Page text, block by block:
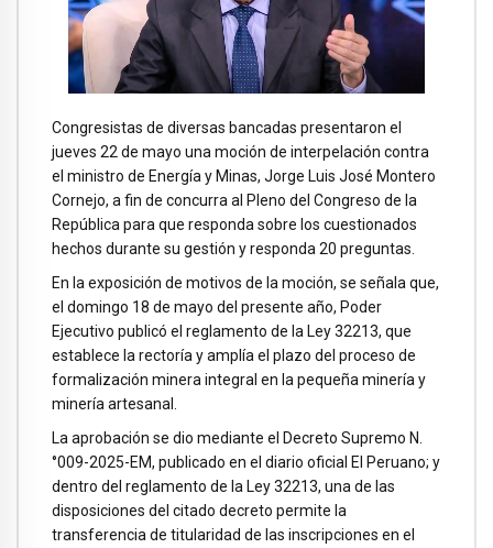
Congresistas de diversas bancadas presentaron el
jueves 22 de mayo una moción de interpelación contra
el ministro de Energía y Minas, Jorge Luis José Montero
Cornejo, a fin de concurra al Pleno del Congreso de la
República para que responda sobre los cuestionados
hechos durante su gestión y responda 20 preguntas.
En la exposición de motivos de la moción, se señala que,
el domingo 18 de mayo del presente año, Poder
Ejecutivo publicó el reglamento de la Ley 32213, que
establece la rectoría y amplía el plazo del proceso de
formalización minera integral en la pequeña minería y
minería artesanal.
La aprobación se dio mediante el Decreto Supremo N.
°009-2025-EM, publicado en el diario oficial El Peruano; y
dentro del reglamento de la Ley 32213, una de las
disposiciones del citado decreto permite la
transferencia de titularidad de las inscripciones en el